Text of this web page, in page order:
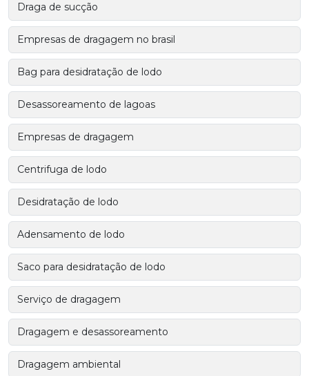
Draga de sucção
Empresas de dragagem no brasil
Bag para desidratação de lodo
Desassoreamento de lagoas
Empresas de dragagem
Centrifuga de lodo
Desidratação de lodo
Adensamento de lodo
Saco para desidratação de lodo
Serviço de dragagem
Dragagem e desassoreamento
Dragagem ambiental